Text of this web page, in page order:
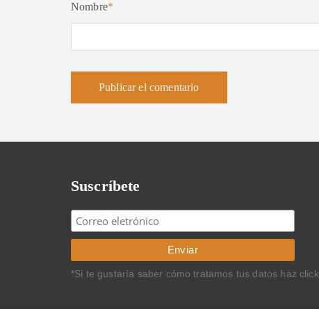
Nombre*
Suscríbete
*Si te gustaría saber cómo tratamos tus datos haz click